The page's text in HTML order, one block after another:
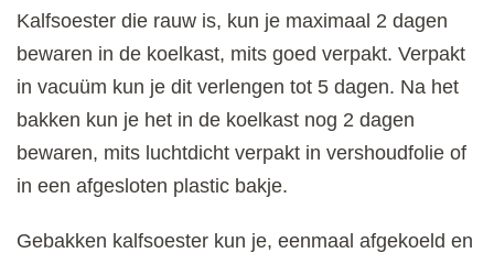
Kalfsoester die rauw is, kun je maximaal 2 dagen
bewaren in de koelkast, mits goed verpakt. Verpakt
in vacuüm kun je dit verlengen tot 5 dagen. Na het
bakken kun je het in de koelkast nog 2 dagen
bewaren, mits luchtdicht verpakt in vershoudfolie of
in een afgesloten plastic bakje.
Gebakken kalfsoester kun je, eenmaal afgekoeld en